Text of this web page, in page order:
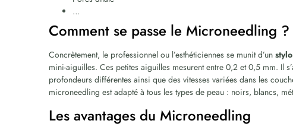
…
Comment se passe le Microneedling ?
Concrètement, le professionnel ou l’esthéticiennes se munit d’un
mini-aiguilles. Ces petites aiguilles mesurent entre 0,2 et 0,5 mm. Il
profondeurs différentes ainsi que des vitesses variées dans les
microneedling est adapté à tous les types de peau : noirs, blancs,
Les avantages du Microneedling